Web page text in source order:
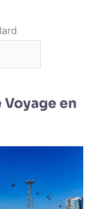
en